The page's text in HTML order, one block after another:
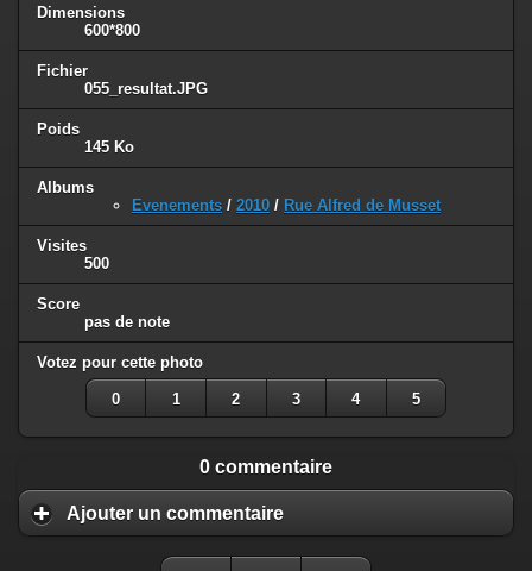
Dimensions
600*800
Fichier
055_resultat.JPG
Poids
145 Ko
Albums
Evenements / 2010 / Rue Alfred de Musset
Visites
500
Score
pas de note
Votez pour cette photo
0 1 2 3 4 5
0 commentaire
Ajouter un commentaire